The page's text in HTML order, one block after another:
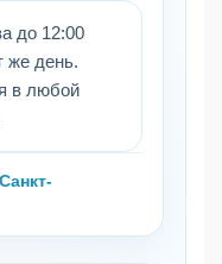
до 12:00
же день.
в любой